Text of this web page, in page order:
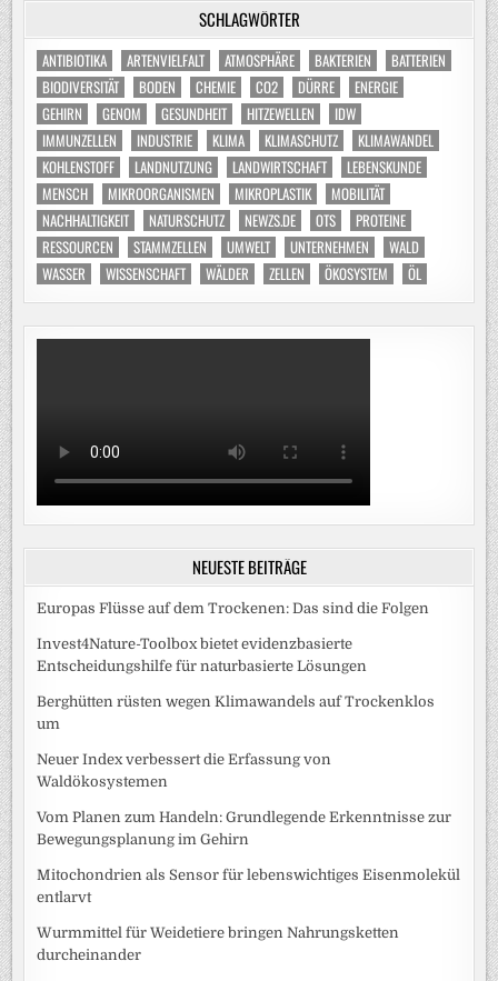
SCHLAGWÖRTER
ANTIBIOTIKA ARTENVIELFALT ATMOSPHÄRE BAKTERIEN
BATTERIEN
BIODIVERSITÄT
BODEN CHEMIE CO2 DÜRRE
ENERGIE
GEHIRN
GENOM GESUNDHEIT HITZEWELLEN
IDW
IMMUNZELLEN
INDUSTRIE KLIMA KLIMASCHUTZ
KLIMAWANDEL
KOHLENSTOFF
LANDNUTZUNG LANDWIRTSCHAFT
LEBENSKUNDE
MENSCH
MIKROORGANISMEN MIKROPLASTIK
MOBILITÄT
NACHHALTIGKEIT
NATURSCHUTZ NEWZS.DE OTS
PROTEINE
RESSOURCEN
STAMMZELLEN UMWELT UNTERNEHMEN
WALD
WASSER
WISSENSCHAFT WÄLDER ZELLEN ÖKOSYSTEM ÖL
NEUESTE BEITRÄGE
Europas Flüsse auf dem Trockenen: Das sind die Folgen
Invest4Nature-Toolbox bietet evidenzbasierte
Entscheidungshilfe für naturbasierte Lösungen
Berghütten rüsten wegen Klimawandels auf Trockenklos
um
Neuer Index verbessert die Erfassung von
Waldökosystemen
Vom Planen zum Handeln: Grundlegende Erkenntnisse zur
Bewegungsplanung im Gehirn
Mitochondrien als Sensor für lebenswichtiges Eisenmolekül
entlarvt
Wurmmittel für Weidetiere bringen Nahrungsketten
durcheinander